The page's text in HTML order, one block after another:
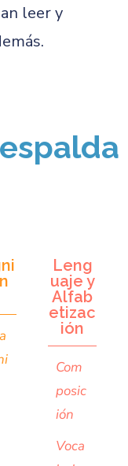
leer y
Leng
uaje y
Alfab
etizac
ión
Com
posic
ión
Voca